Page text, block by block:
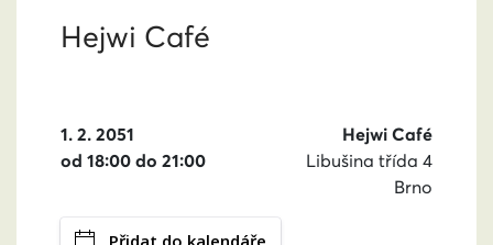
Hejwi Café
1. 2. 2051
od 18:00 do 21:00
Hejwi Café
Libušina třída 4
Brno
Přidat do kalendáře